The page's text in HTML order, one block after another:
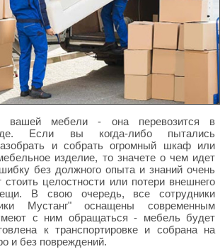
вашей мебели - она перевозится в
Если вы когда-либо пытались
и собрать огромный шкаф или
изделие, то значете о чем идет
без должного опыта и знаний очень
стоить целостности или потери внешнего
В свою очередь, все сотрудники
Мустанг" оснащены современным
с ним обращаться - мебель будет
к транспортировке и собрана на
и без повреждений.